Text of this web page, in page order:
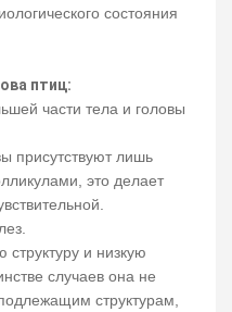
состояния
птиц:
части тела и головы
присутствуют лишь
это делает
структуру и низкую
случаев она не
структурам,